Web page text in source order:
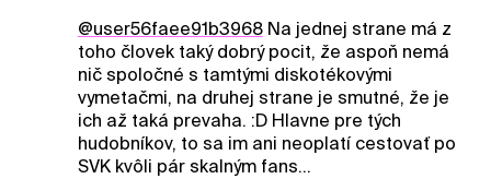
@user56faee91b3968Na jednej strane má z
toho človek taký dobrý pocit, že aspoň nemá
nič spoločné s tamtými diskotékovými
vymetačmi, na druhej strane je smutné, že je
ich až taká prevaha. :D Hlavne pre tých
hudobníkov, to sa im ani neoplatí cestovať po
SVK kvôli pár skalným fans...